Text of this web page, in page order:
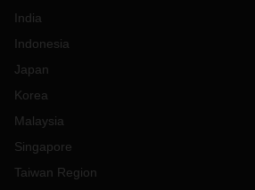
India
Indonesia
Japan
Korea
Malaysia
Singapore
Taiwan Region